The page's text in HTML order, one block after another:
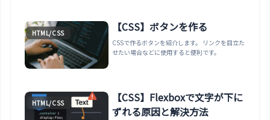
HTML/CSS 【CSS】ボタンを作る
CSSで作るボタンを紹介します。 リンクを目立た
せたい場合などに使用すると便利です。
HTML/CSS
【CSS】Flexboxで文字が下に
ずれる原因と解決方法